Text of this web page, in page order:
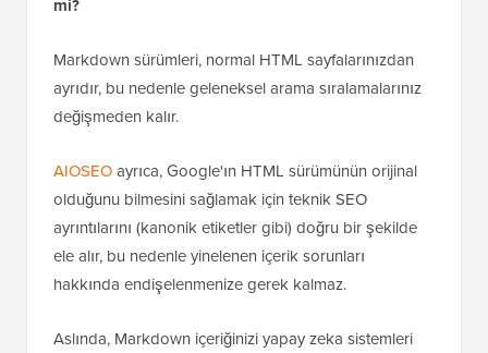
mi?
Markdown sürümleri, normal HTML sayfalarınızdan
ayrıdır, bu nedenle geleneksel arama sıralamalarınız
değişmeden kalır.
AIOSEOayrıca, Google'ın HTML sürümünün orijinal
olduğunu bilmesini sağlamak için teknik SEO
ayrıntılarını (kanonik etiketler gibi) doğru bir şekilde
ele alır, bu nedenle yinelenen içerik sorunları
hakkında endişelenmenize gerek kalmaz.
Aslında, Markdown içeriğinizi yapay zeka sistemleri